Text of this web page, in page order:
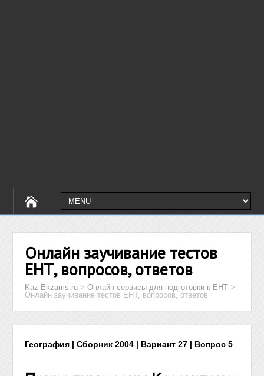
Онлайн заучивание тестов
ЕНТ, вопросов, ответов
Kaz-Ekzams.ru >Онлайн сервисы для подготовки к ЕНТ >
Онлайн заучивание тестов ЕНТ, вопросов, ответов
География | Сборник 2004 | Вариант 27 | Вопрос 5